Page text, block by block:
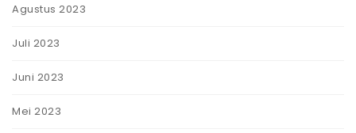
Agustus 2023
Juli 2023
Juni 2023
Mei 2023